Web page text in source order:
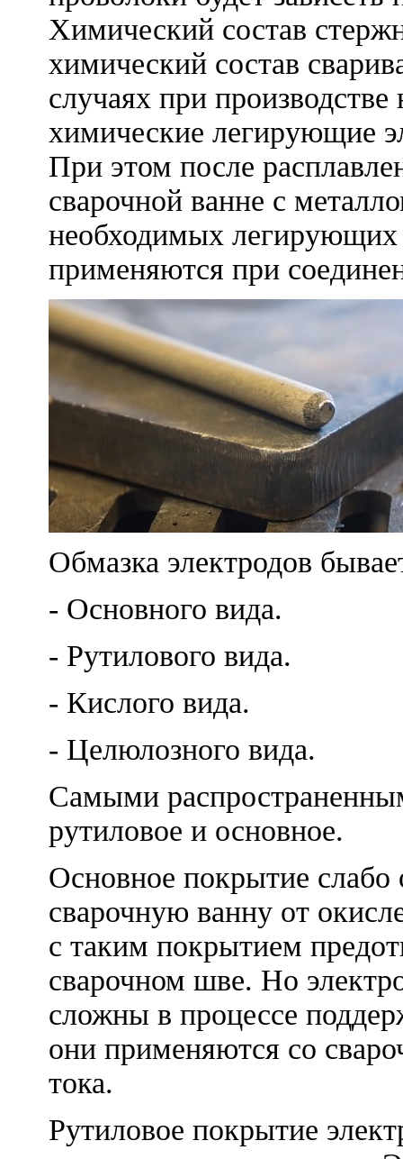
Химический состав
химический состав
случаях при
химические легирующие
При этом после
сварочной ванне с
необходимых легирующих
применяются при
Обмазка электродов
- Основного вида.
- Рутилового вида.
- Кислого вида.
- Целюлозного вида.
Самыми
рутиловое и основное.
Основное покрытие
сварочную ванну от
с таким покрытием
сварочном шве. Но
сложны в процессе
они применяются со
тока.
Рутиловое покрытие